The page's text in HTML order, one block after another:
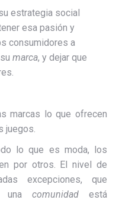
estrategia social
esa pasión y
consumidores a
marca, y dejar que
marcas lo que ofrecen
juegos.
lo que es moda, los
por otros. El nivel de
excepciones, que
una comunidad está